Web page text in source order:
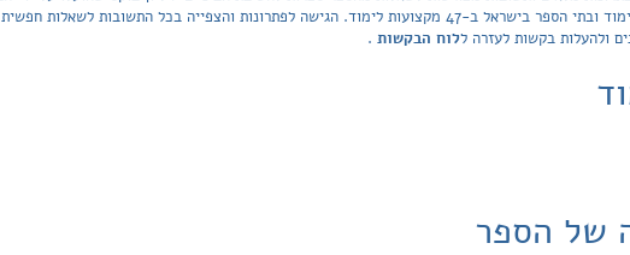
הפתרונות מכסה את כל ספרי הלימוד ובתי הספר בישראל ב-47 מקצועות לימוד. הגישה לפתרונות והצפייה
ולהעלות בקשות לעזרה ללוח הבקשות .
של הספר